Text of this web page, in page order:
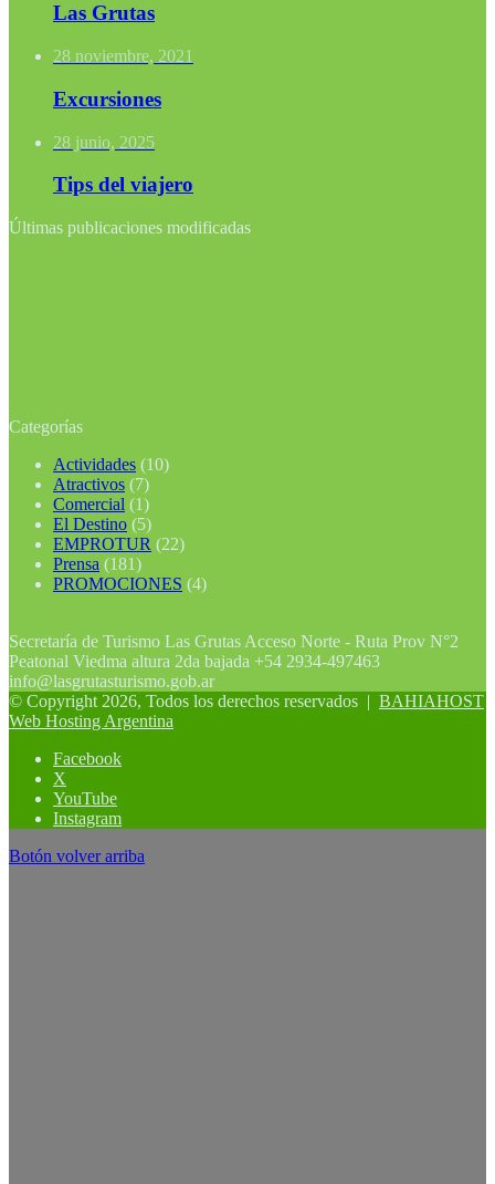
Las Grutas
28 noviembre, 2021
Excursiones
28 junio, 2025
Tips del viajero
Últimas publicaciones modificadas
Categorías
Actividades (10)
Atractivos (7)
Comercial (1)
El Destino (5)
EMPROTUR (22)
Prensa (181)
PROMOCIONES (4)
Secretaría de Turismo Las Grutas Acceso Norte - Ruta Prov N°2
Peatonal Viedma altura 2da bajada +54 2934-497463
info@lasgrutasturismo.gob.ar
© Copyright 2026, Todos los derechos reservados | BAHIAHOST
Web Hosting Argentina
Facebook
X
YouTube
Instagram
Botón volver arriba